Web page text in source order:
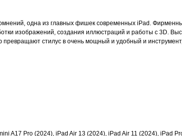
одна из главных фишек современных iPad.
изображений, создания иллюстраций и работы с 3D.
превращают стилус в очень мощный и удобный и
A17 Pro (2024), iPad Air 13 (2024), iPad Air 11 (2024), iPad